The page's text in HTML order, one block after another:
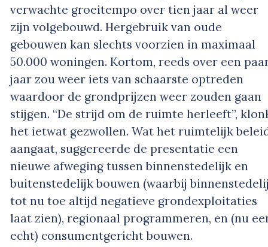
verwachte groeitempo over tien jaar al weer
zijn volgebouwd. Hergebruik van oude
gebouwen kan slechts voorzien in maximaal
50.000 woningen. Kortom, reeds over een
jaar zou weer iets van schaarste optreden
waardoor de grondprijzen weer zouden gaan
stijgen. “De strijd om de ruimte herleeft”,
het ietwat gezwollen. Wat het ruimtelijk
aangaat, suggereerde de presentatie een
nieuwe afweging tussen binnenstedelijk en
buitenstedelijk bouwen (waarbij
tot nu toe altijd negatieve grondexploitaties
laat zien), regionaal programmeren, en (nu
echt) consumentgericht bouwen.